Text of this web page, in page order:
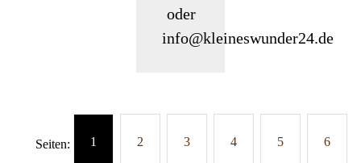
oder
info@kleineswunder24.de
Seiten: 1 2 3 4 5 6